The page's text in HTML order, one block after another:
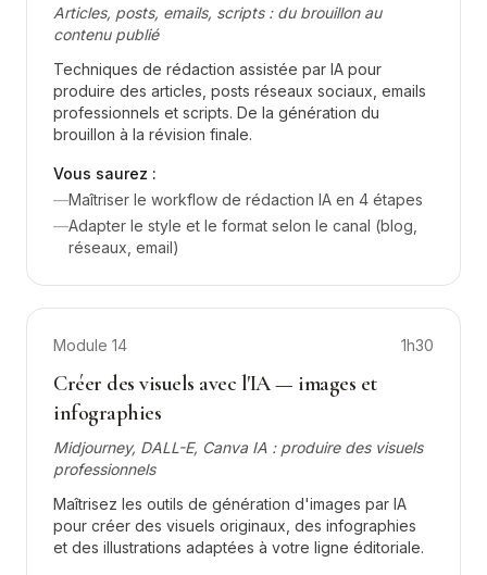
Articles, posts, emails, scripts : du brouillon au
contenu publié
Techniques de rédaction assistée par IA pour
produire des articles, posts réseaux sociaux, emails
professionnels et scripts. De la génération du
brouillon à la révision finale.
Vous saurez :
—Maîtriser le workflow de rédaction IA en 4 étapes
—Adapter le style et le format selon le canal (blog,
réseaux, email)
Module 14 1h30
Créer des visuels avec l'IA — images et
infographies
Midjourney, DALL-E, Canva IA : produire des visuels
professionnels
Maîtrisez les outils de génération d'images par IA
pour créer des visuels originaux, des infographies
et des illustrations adaptées à votre ligne éditoriale.